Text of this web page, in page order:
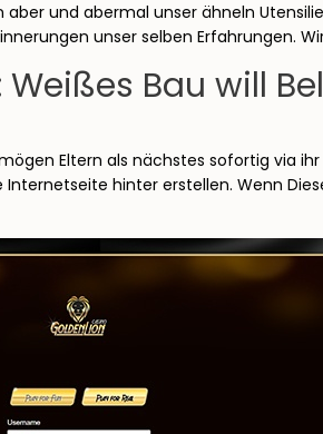
und abermal unser ähneln
unser selben Erfahrungen.
Weißes Bau will
Eltern als nächstes sofortig via
hinter erstellen. Wenn